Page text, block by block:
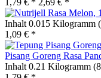
Inhalt 0.015 Kilogramm
1,09 € *
Pisang Goreng Rasa
Inhalt 0.21 Kilogramm